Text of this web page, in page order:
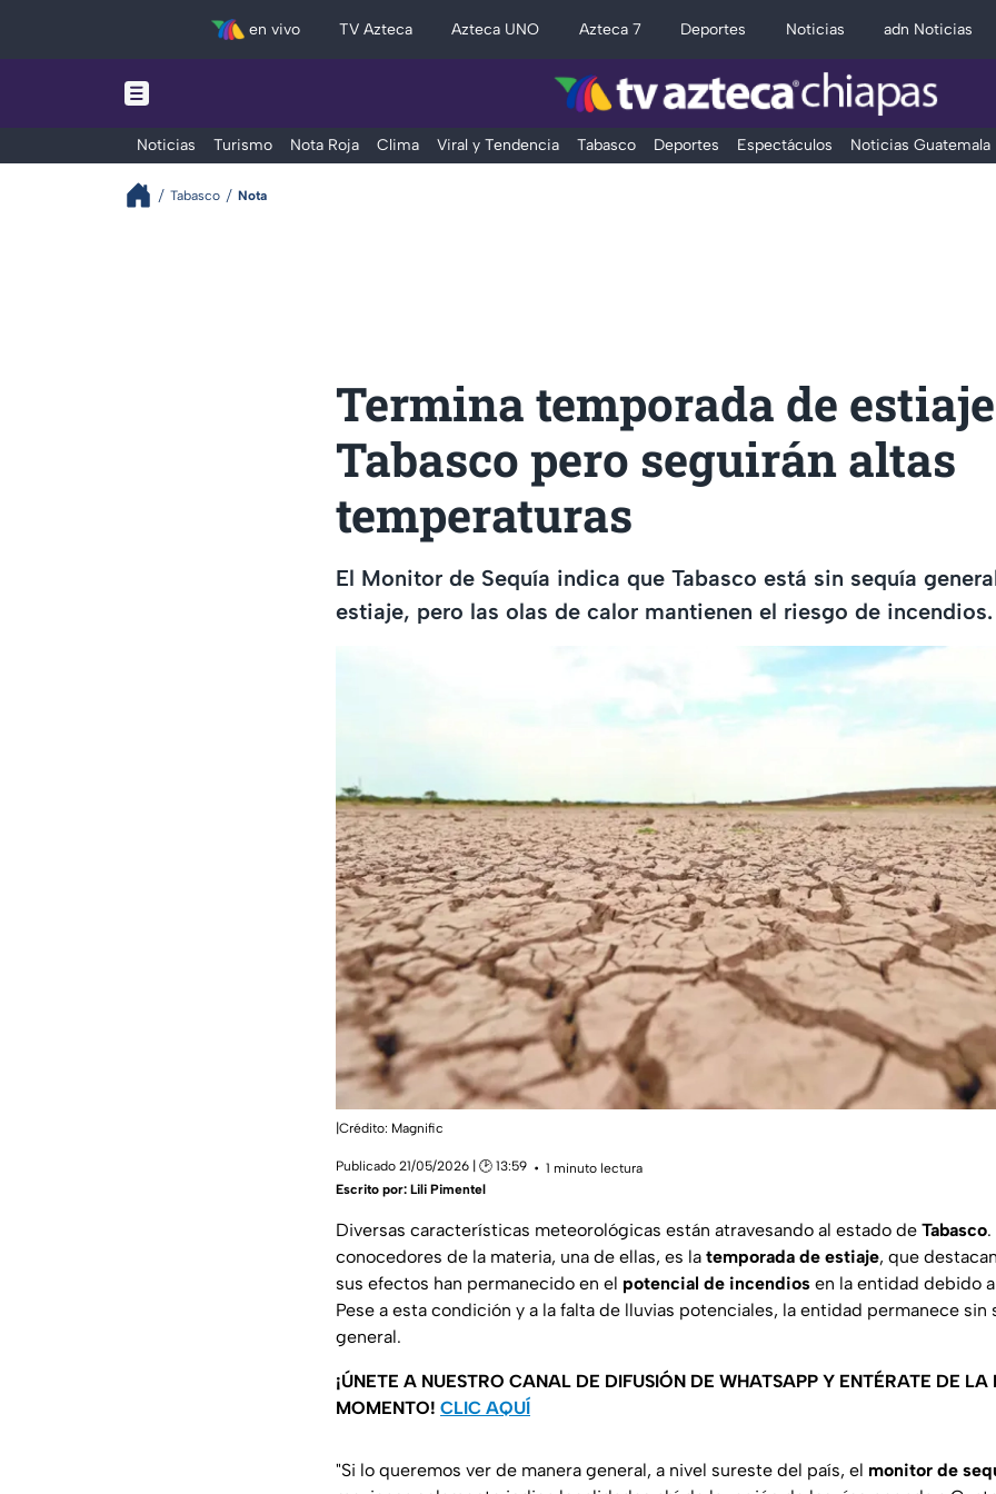
en vivo TV Azteca Azteca UNO Azteca 7 Deportes Noticias adn Noticias
Noticias Turismo Nota Roja Clima Viral y Tendencia Tabasco Deportes Espectáculos Noticias Guatemala
Tabasco Nota
Termina temporada de
Tabasco pero seguirán altas
temperaturas
El Monitor de Sequía indica que Tabasco está sin sequía
estiaje, pero las olas de calor mantienen el riesgo de incendios.
|Crédito: Magnific
Publicado 21/05/2026 | 🕑 13:59
1 minuto lectura
Escrito por: Lili Pimentel
Diversas características meteorológicas están atravesando al estado de Tabasco
conocedores de la materia, una de ellas, es la temporada de estiaje, que
sus efectos han permanecido en el potencial de incendios en la entidad debido
Pese a esta condición y a la falta de lluvias potenciales, la entidad permanece sin
general.
¡ÚNETE A NUESTRO CANAL DE DIFUSIÓN DE WHATSAPP Y ENTÉRATE DE
MOMENTO! CLIC AQUÍ
"Si lo queremos ver de manera general, a nivel sureste del país, el monitor de